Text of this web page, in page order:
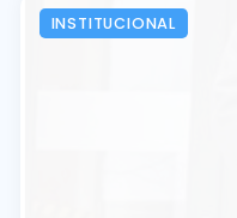
INSTITUCIONAL